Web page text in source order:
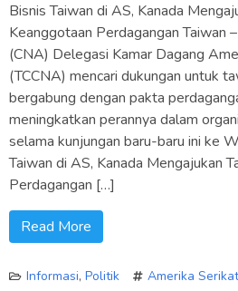
Bisnis Taiwan di AS, Kanada
Keanggotaan Perdagangan Taiwan
(CNA) Delegasi Kamar Dagang
(TCCNA) mencari dukungan untuk
bergabung dengan pakta
meningkatkan perannya dalam
selama kunjungan baru-baru ini ke
Taiwan di AS, Kanada Mengajukan
Perdagangan […]
Read More
Informasi, Politik Amerika Serikat